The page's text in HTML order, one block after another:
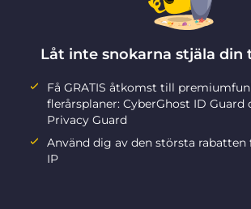
Låt inte snokarna stjäla din
Få GRATIS åtkomst till
flerårsplaner: CyberGhost ID Guard
Privacy Guard
Använd dig av den största rabatten
IP